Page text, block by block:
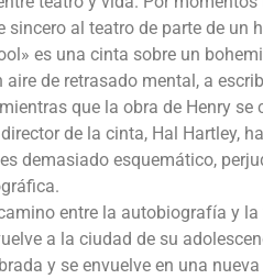
sincero al teatro de parte de un
es una cinta sobre un
aire de retrasado mental, a
que la obra de Henry
de la cinta, Hal Hartley,
demasiado esquemático,
entre la autobiografía y
a la ciudad de su
y se envuelve en una